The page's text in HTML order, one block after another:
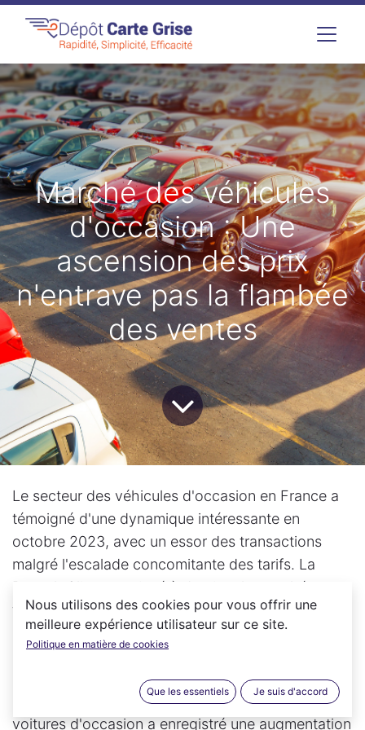
Marché des véhicules
d'occasion : Une
ascension des prix
n'entrave pas la flambée
des ventes
Le secteur des véhicules d'occasion en France a
témoigné d'une dynamique intéressante en
octobre 2023, avec un essor des transactions
malgré l'escalade concomitante des tarifs. La
Renault Clio a continué à dominer le marché en
tant que modèle le plus vendu, illustrant bien la
demande constante pour des voitures éprouvées
et fiables.
Selon des données récentes, le marché des
voitures d'occasion a enregistré une augmentation
Nous utilisons des cookies pour vous offrir une
meilleure expérience utilisateur sur ce site.
Politique en matière de cookies
Que les essentiels Je suis d'accord